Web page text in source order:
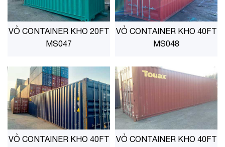
VỎ CONTAINER KHO 20FT
MS047
VỎ CONTAINER KHO 40FT
MS048
VỎ CONTAINER KHO 40FT
VỎ CONTAINER KHO 40FT